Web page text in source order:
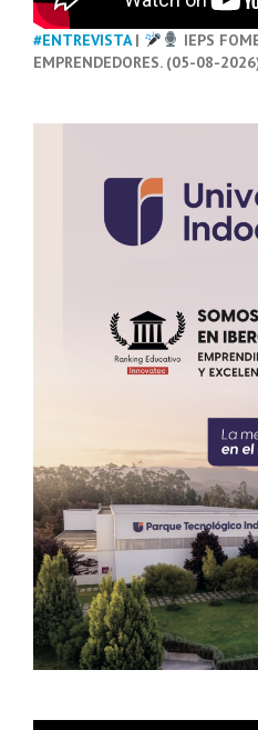
#ENTREVISTA|
IEPS
EMPRENDEDORES. (05-08-